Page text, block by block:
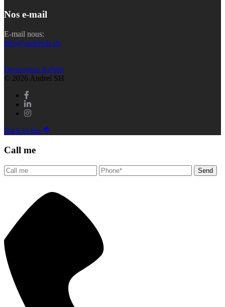
Nos e-mail
E-mail nous:
info@andreish.ch
Développeur KitWeb
© 2026 Andrei SH
Back to top
Call me
Send